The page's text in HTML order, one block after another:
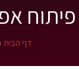
פיתוח
דף הבית